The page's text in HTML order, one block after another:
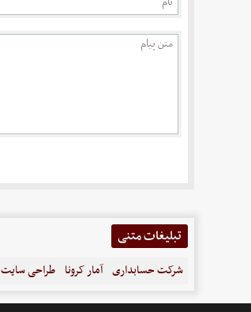
تبلیغات متنی
شرکت حسابداری آمار کرونا طراحی سایت